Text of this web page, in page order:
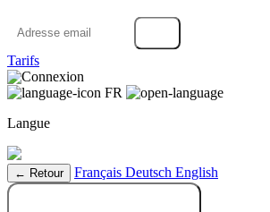
Tarifs
Connexion
FR
Langue
← Retour Français Deutsch English